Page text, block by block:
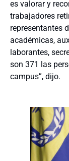
es valorar y
trabajadores
representantes
académicas,
laborantes,
son 371 las
campus”, dijo.